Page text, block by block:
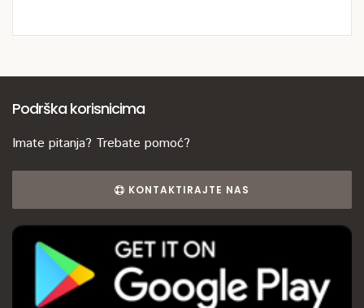
Podrška korisnicima
Imate pitanja? Trebate pomoć?
KONTAKTIRAJTE NAS